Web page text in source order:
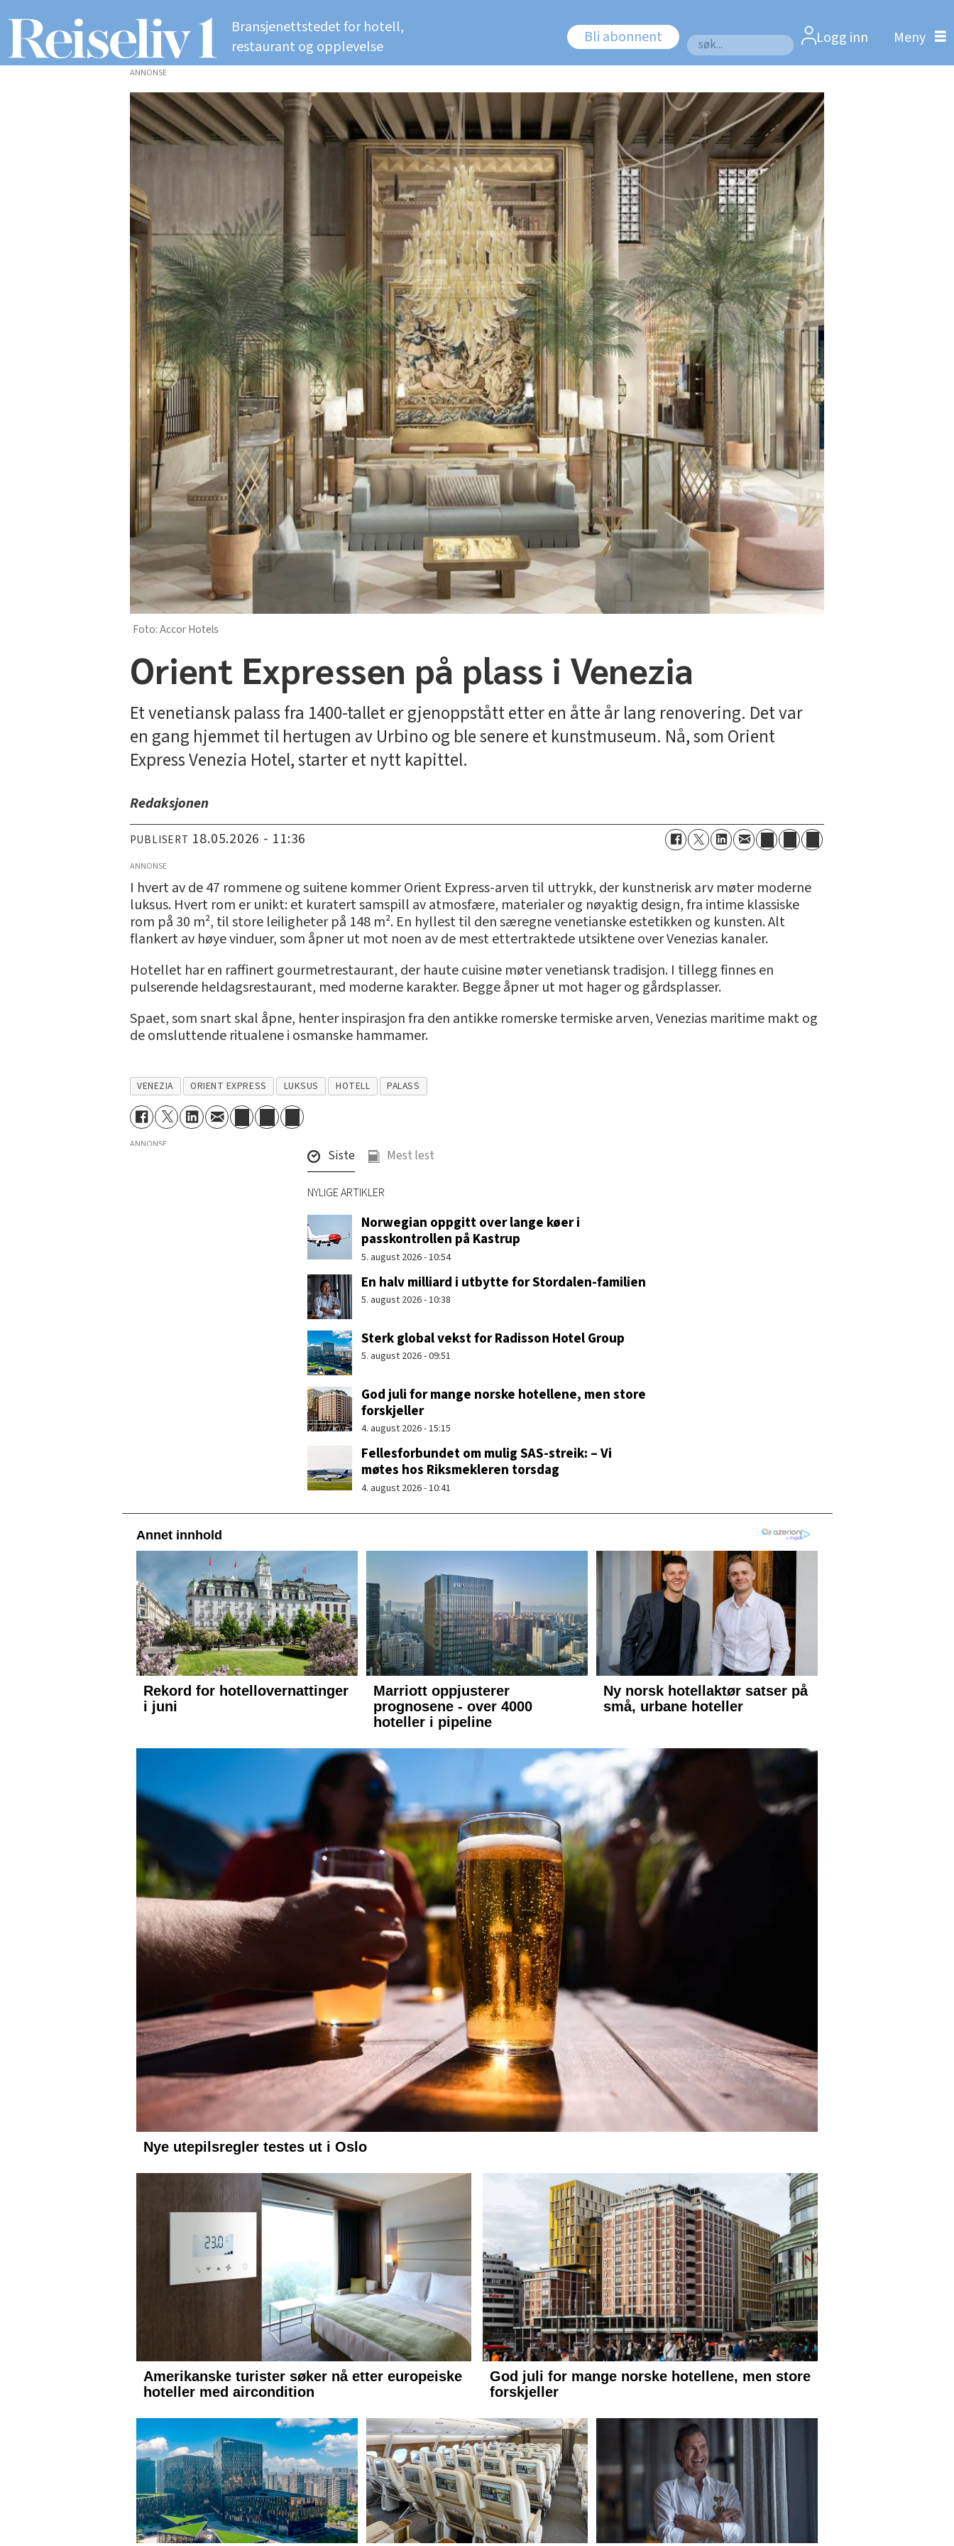
Bransjenettstedet for hotell,
restaurant og opplevelse
Bli abonnent
Søk
Logg inn
ANNONSE
Accor Hotels
Orient Expressen på plass i Venezia
Et venetiansk palass fra 1400-tallet er gjenoppstått etter en åtte år lang renovering. Det var
en gang hjemmet til hertugen av Urbino og ble senere et kunstmuseum. Nå, som Orient
Express Venezia Hotel, starter et nytt kapittel.
Redaksjonen
PUBLISERT 18.05.2026 - 11:36
ANNONSE
I hvert av de 47 rommene og suitene kommer Orient Express-arven til uttrykk, der kunstnerisk arv møter moderne
luksus. Hvert rom er unikt: et kuratert samspill av atmosfære, materialer og nøyaktig design, fra intime klassiske
rom på 30 m², til store leiligheter på 148 m². En hyllest til den særegne venetianske estetikken og kunsten. Alt
flankert av høye vinduer, som åpner ut mot noen av de mest ettertraktede utsiktene over Venezias kanaler.
Hotellet har en raffinert gourmetrestaurant, der haute cuisine møter venetiansk tradisjon. I tillegg finnes en
pulserende heldagsrestaurant, med moderne karakter. Begge åpner ut mot hager og gårdsplasser.
Spaet, som snart skal åpne, henter inspirasjon fra den antikke romerske termiske arven, Venezias maritime makt og
de omsluttende ritualene i osmanske hammamer.
VENEZIA ORIENT EXPRESS LUKSUS HOTELL PALASS
ANNONSE
Siste Mest lest
NYLIGE ARTIKLER
Norwegian oppgitt over lange køer i
passkontrollen på Kastrup
5. august 2026 - 10:54
En halv milliard i utbytte for Stordalen-familien
5. august 2026 - 10:38
Sterk global vekst for Radisson Hotel Group
5. august 2026 - 09:51
God juli for mange norske hotellene, men store
forskjeller
4. august 2026 - 15:15
Fellesforbundet om mulig SAS-streik: – Vi
møtes hos Riksmekleren torsdag
4. august 2026 - 10:41